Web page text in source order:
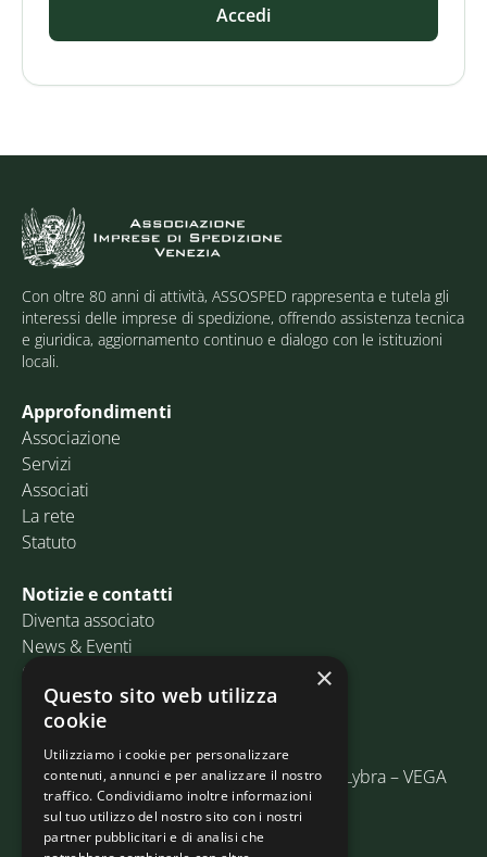
Accedi
Con oltre 80 anni di attività, ASSOSPED rappresenta e tutela gli
interessi delle imprese di spedizione, offrendo assistenza tecnica
e giuridica, aggiornamento continuo e dialogo con le istituzioni
locali.
Approfondimenti
Associazione
Servizi
Associati
La rete
Statuto
Notizie e contatti
Diventa associato
News & Eventi
Contatti
Email:info@assosped.it
PEC: assospedvenezia@pec.fedespedi.it
Indirizzo: Via delle Industrie, 19/C Edificio Lybra – VEGA
30175 Marghera (VE)
×
Questo sito web utilizza
cookie
Utilizziamo i cookie per personalizzare
contenuti, annunci e per analizzare il nostro
traffico. Condividiamo inoltre informazioni
sul tuo utilizzo del nostro sito con i nostri
partner pubblicitari e di analisi che